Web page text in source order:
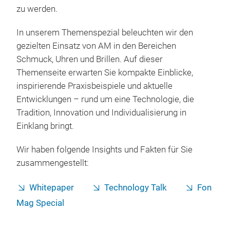
zu werden.
In unserem Themenspezial beleuchten wir den
gezielten Einsatz von AM in den Bereichen
Schmuck, Uhren und Brillen. Auf dieser
Themenseite erwarten Sie kompakte Einblicke,
inspirierende Praxisbeispiele und aktuelle
Entwicklungen – rund um eine Technologie, die
Tradition, Innovation und Individualisierung in
Einklang bringt.
Wir haben folgende Insights und Fakten für Sie
zusammengestellt:
Whitepaper Technology Talk
Fon
Mag Special